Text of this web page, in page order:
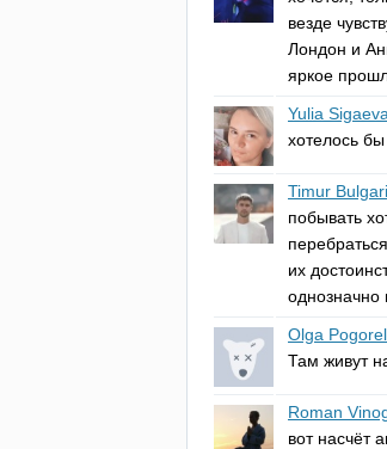
везде
Лондон и
яркое
Yulia Sigaeva
хотелось
Timur Bulgari
побывать
их
однозначно
Olga
Там живут
Roman
вот насчёт